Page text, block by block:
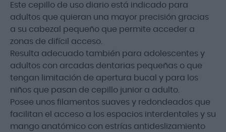
Este cepillo de uso diario está indicado para
adultos que quieran una mayor precisión gracias
a su cabezal pequeño que permite acceder a
zonas de difícil acceso.
Resulta adecuado también para adolescentes y
adultos con arcadas dentarias pequeñas o que
tengan limitación de apertura bucal y para los
niños que pasan de cepillo junior a adulto.
Posee unos filamentos suaves y redondeados que
facilitan el acceso a los espacios interdentales y su
mango anatómico con estrías antideslizamiento